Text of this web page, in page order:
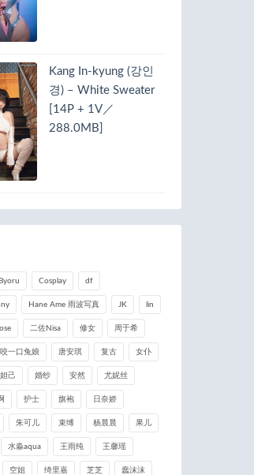
Kang In-kyung (강인
경) – White Sweater
[14P + 1V／
288.0MB]
Byoru Cosplay df
Hane Ame 雨波写真 JK lin
二佐Nisa 修女 周于希
咬一口兔娘 唐安琪 复古 女仆
妲己 婚纱 安然 尤妮丝
护士 旗袍 日奈娇
朱可儿 束缚 杨晨晨 果儿
水淼aqua 王雨纯 王馨瑶
空姐 绮里嘉 芝芝 蠢沫沫